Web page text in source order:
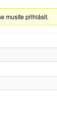
musíte přihlásit.